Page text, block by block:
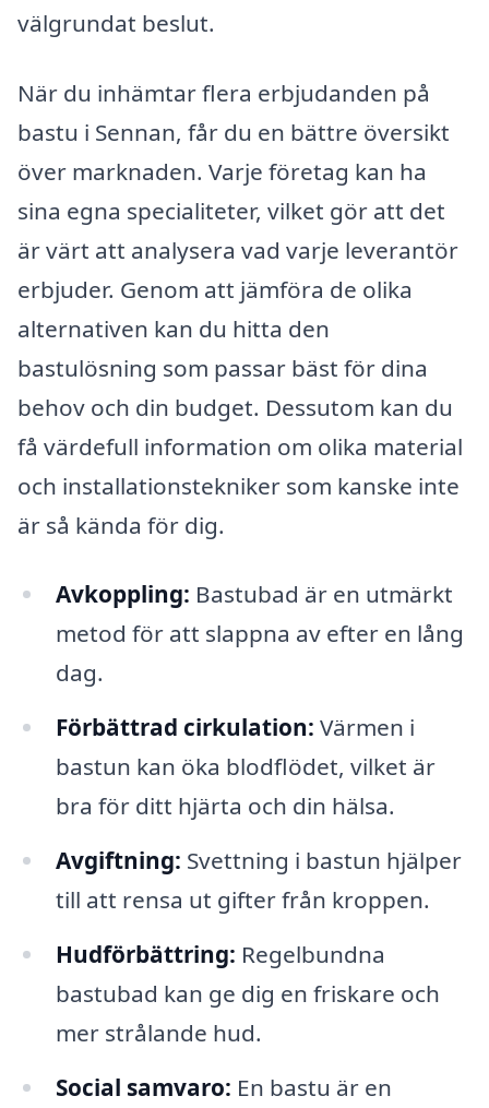
välgrundat beslut.
När du inhämtar flera erbjudanden på
bastu i Sennan, får du en bättre översikt
över marknaden. Varje företag kan ha
sina egna specialiteter, vilket gör att det
är värt att analysera vad varje leverantör
erbjuder. Genom att jämföra de olika
alternativen kan du hitta den
bastulösning som passar bäst för dina
behov och din budget. Dessutom kan du
få värdefull information om olika material
och installationstekniker som kanske inte
är så kända för dig.
Avkoppling: Bastubad är en utmärkt
metod för att slappna av efter en lång
dag.
Förbättrad cirkulation: Värmen i
bastun kan öka blodflödet, vilket är
bra för ditt hjärta och din hälsa.
Avgiftning: Svettning i bastun hjälper
till att rensa ut gifter från kroppen.
Hudförbättring: Regelbundna
bastubad kan ge dig en friskare och
mer strålande hud.
Social samvaro: En bastu är en